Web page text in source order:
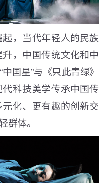
，当代年轻人的民族
，中国传统文化和中
国星”与《只此青绿》
科技美学传承中国传
化、更有趣的创新交
群体。